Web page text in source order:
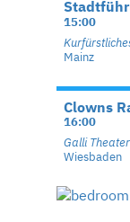
15:00
Mainz
Clowns
16:00
Galli Theater
Wiesbaden